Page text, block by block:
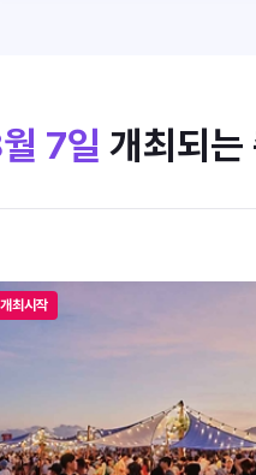
7일 개최되는
개최시작